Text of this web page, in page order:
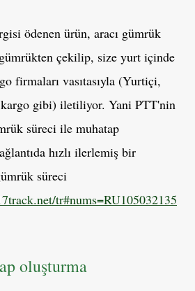
ödenen ürün, aracı gümrük
çekilip, size yurt içinde
firmaları vasıtasıyla (Yurtiçi,
gibi) iletiliyor. Yani PTT'nin
süreci ile muhatap
hızlı ilerlemiş bir
süreci
tr#nums=RU105032135
oluşturma